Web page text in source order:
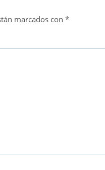
marcados con *